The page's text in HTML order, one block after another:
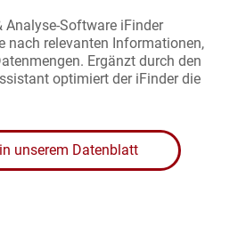
Analyse-Software iFinder
nach relevanten Informationen,
Ergänzt durch den
optimiert der iFinder die
unserem Datenblatt